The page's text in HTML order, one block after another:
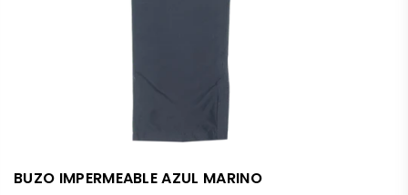
BUZO IMPERMEABLE AZUL MARINO